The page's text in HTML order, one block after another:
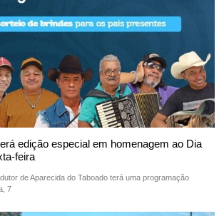
edição especial em homenagem ao Dia
feira
de Aparecida do Taboado terá uma programação
7